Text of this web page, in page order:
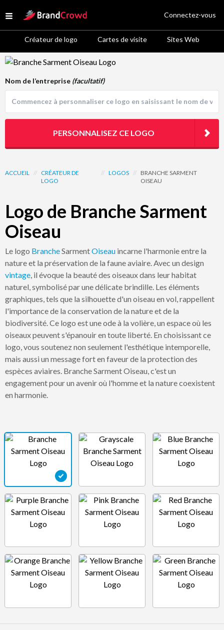
Open menu
Site Logo
Créateur de logo Cartes de visite Sites Web
Connectez-vous
Logo Template Preview
ACCUEIL // CRÉATEUR DE
LOGO
// LOGOS // BRANCHE SARMENT
OISEAU
Logo de Branche Sarment
Oiseau
Le logo BrancheSarmentOiseau incarne l'harmonie entre la
nature et la préservation de la faune aviaire. Avec un design
vintage, il évoque la beauté des oiseaux dans leur habitat
naturel, symbolisé par une délicate brindille. Les éléments
graphiques, tels que la silhouette d'un oiseau en vol, rappellent
l'importance de la conservation de la nature et de la
biodiversité. Ce logo est une ode à la volière, un espace où les
oiseaux peuvent s'épanouir en toute liberté. En choisissant ce
logo, vous soutenez non seulement l'esthétique intemporelle,
mais aussi un message fort en faveur de la protection des
espèces aviaires. Branche Sarment Oiseau, c'est un
engagement pour un avenir où l'homme et la nature coexistent
en harmonie.
Nom de l’entreprise (facultatif)
PERSONNALISEZ CE LOGO